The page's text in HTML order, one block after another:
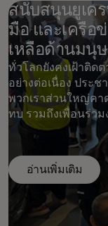
สนับสนุนยูเคร
มือ และเครือ
เหลือด้านมนุ
ทั่วโลกยังคงเฝ้าติด
อย่างต่อเนื่อง ประ
พวกเราส่วนใหญ่คา
ทบ รวมถึงเพื่อนร่ว
ที่สถานการณ์ฉุกเฉิ
เราให้ความสำคัญ
ปลอดภัยของพนักง
อ่านเพิ่มเติม